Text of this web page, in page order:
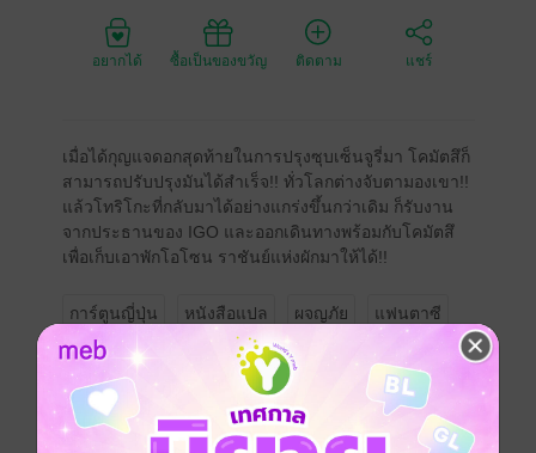
อยากได้ ซื้อเป็นของขวัญ ติดตาม แชร์
เมื่อได้กุญแจดอกสุดท้ายในการปรุงซุบเซ็นจูรี่มา โคมัตสึก็
สามารถปรับปรุงมันได้สำเร็จ!! ทั่วโลกต่างจับตามองเขา!!
แล้วโทริโกะที่กลับมาได้อย่างแกร่งขึ้นกว่าเดิม ก็รับงาน
จากประธานของ IGO และออกเดินทางพร้อมกับโคมัตสึ
เพื่อเก็บเอาพักโอโซน ราชันย์แห่งผักมาให้ได้!!
การ์ตูนญี่ปุ่น หนังสือแปล ผจญภัย แฟนตาซี
อาหาร
โทริโกะ